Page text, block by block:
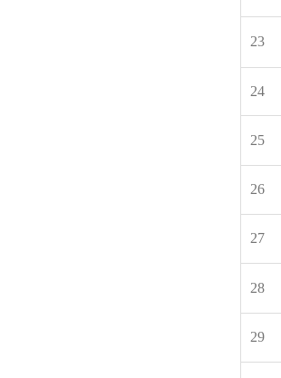
23
24
25
26
27
28
29